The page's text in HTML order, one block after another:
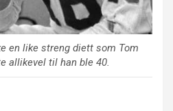
en like streng diett som Tom
allikevel til han ble 40.